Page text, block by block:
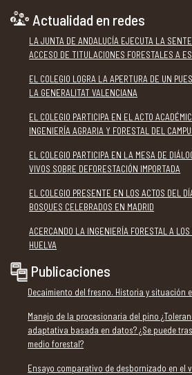
Actualidad en redes
LA JUNTA DE ANDALUCÍA EJECUTA LA
ACCESO DE TITULACIONES FORESTALES A
EL COLEGIO LOGRA LA APERTURA DE UN
LA GENERALITAT VALENCIANA
EL COLEGIO PARTICIPA EN EL ACTO
INGENIERÍA AGRARIA Y FORESTAL DEL
EL COLEGIO PARTICIPA EN LA MESA DE
VIVOS SOBRE DEFORESTACIÓN IMPORTADA
EL COLEGIO PRESENTE EN LOS ACTOS DEL
BOSQUES CELEBRADOS EN MADRID
ACERCANDO LA INGENIERÍA FORESTAL A
HUELVA
Publicaciones
Decaimiento del fresno. Historia y situación
Manejo de la procesionaria del pino
adaptativa basada en datos? ¿Se puede
medio forestal?
Ensayo comparativo de desbornizado en el